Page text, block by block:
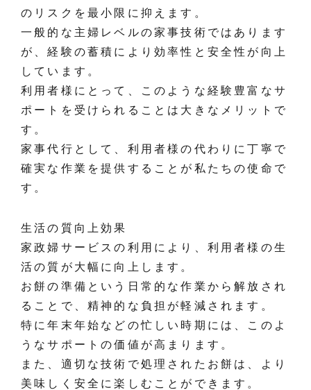
のリスクを最小限に抑えます。
一般的な主婦レベルの家事技術ではあります
が、経験の蓄積により効率性と安全性が向上
しています。
利用者様にとって、このような経験豊富なサ
ポートを受けられることは大きなメリットで
す。
家事代行として、利用者様の代わりに丁寧で
確実な作業を提供することが私たちの使命で
す。
生活の質向上効果
家政婦サービスの利用により、利用者様の生
活の質が大幅に向上します。
お餅の準備という日常的な作業から解放され
ることで、精神的な負担が軽減されます。
特に年末年始などの忙しい時期には、このよ
うなサポートの価値が高まります。
また、適切な技術で処理されたお餅は、より
美味しく安全に楽しむことができます。